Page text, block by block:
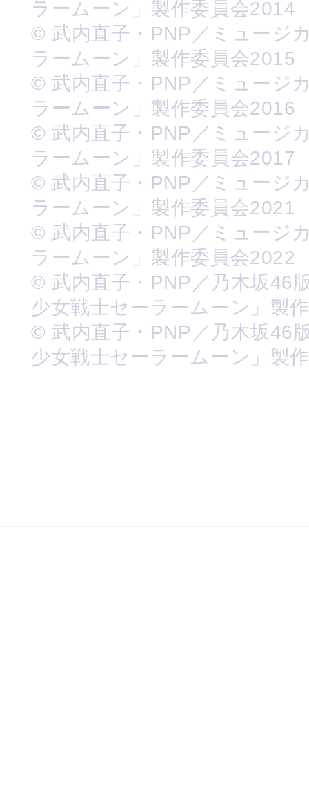
ラームーン」製作委員会2014
© 武内直子・PNP／ミュージ
ラームーン」製作委員会2015
© 武内直子・PNP／ミュージ
ラームーン」製作委員会2016
© 武内直子・PNP／ミュージ
ラームーン」製作委員会2017
© 武内直子・PNP／ミュージ
ラームーン」製作委員会2021
© 武内直子・PNP／ミュージ
ラームーン」製作委員会2022
© 武内直子・PNP／乃木坂46
少女戦士セーラームーン」製
© 武内直子・PNP／乃木坂46
少女戦士セーラームーン」製